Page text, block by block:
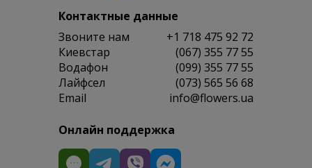
Контактные данные
Звоните нам
+1 718 475 92 72
Киевстар
(067) 355 77 55
Водафон
(099) 355 77 55
Лайфсел
(073) 565 56 68
Email
info@flowers.ua
Онлайн поддержка